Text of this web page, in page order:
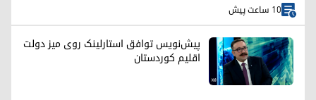
10 ساعت پیش
پیش‌نویس توافق استارلینک روی میز دولت
اقلیم کوردستان